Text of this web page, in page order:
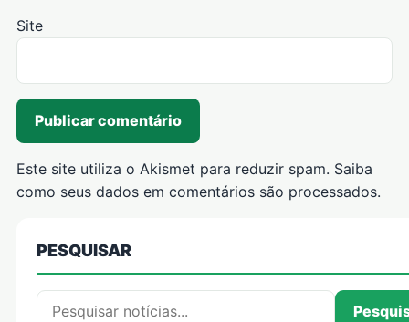
Site
Este site utiliza o Akismet para reduzir spam. Saiba
como seus dados em comentários são processados.
PESQUISAR
Pesquisar por: